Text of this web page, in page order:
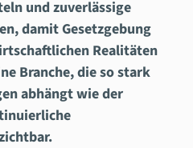
und zuverlässige
damit Gesetzgebung
Realitäten
Branche, die so stark
abhängt wie der